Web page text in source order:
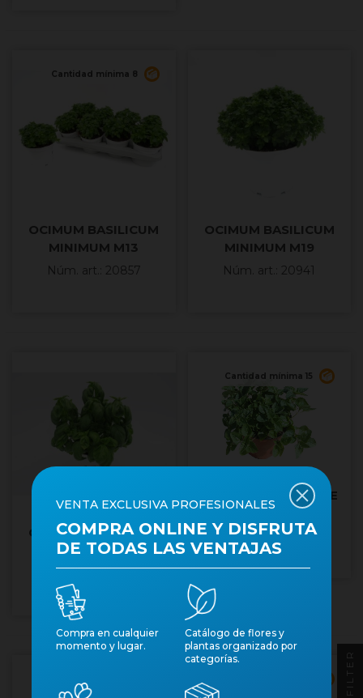
Cantidad mínima 8
OCIMUM BASILICUM
MINIMUM M13
Núm. art.: 20857
OCIMUM BASILICUM
MINIMUM M19
Núm. art.: 20941
OCIMUM BASILICUM
PESTO M19
Núm. art.: 20942
Cantidad mínima 15
ORIGANUM VULGARE
M11 - ORENGA
Núm. art.: 8050
VENTA EXCLUSIVA PROFESIONALES
COMPRA ONLINE Y DISFRUTA
DE TODAS LAS VENTAJAS
Compra en cualquier
momento y lugar.
Catálogo de flores y
plantas organizado por
categorías.
FILTER